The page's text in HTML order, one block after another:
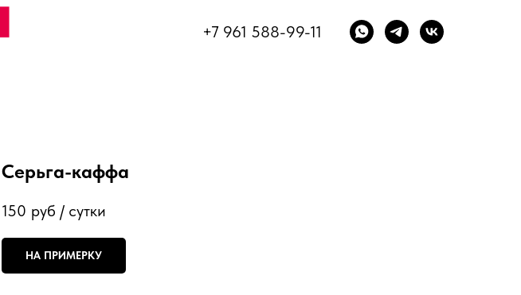
+7 961 588-99-11
Серьга-каффа
150 руб / сутки
НА ПРИМЕРКУ